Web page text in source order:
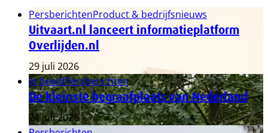
PersberichtenProduct & bedrijfsnieuws
Uitvaart.nl lanceert informatieplatform
Overlijden.nl
29 juli 2026
In beeldPersberichten
De kleinste begraafplaats van Nederland
24 juli 2026